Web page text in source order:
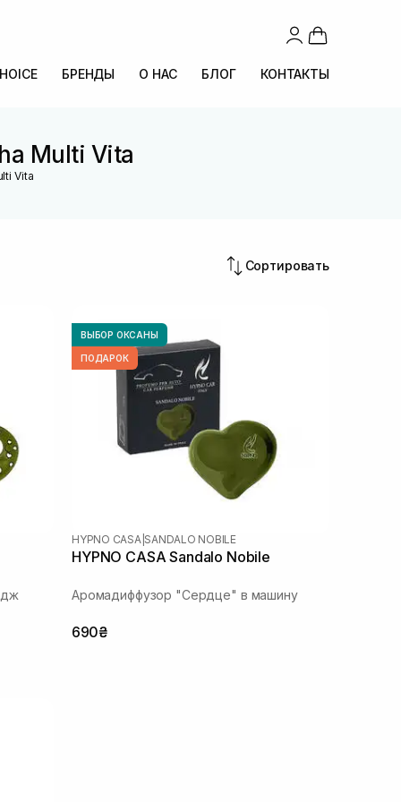
БРЕНДЫ О НАС БЛОГ КОНТАКТЫ
Multi Vita
Vita
Сортировать
ВЫБОР ОКСАНЫ
ПОДАРОК
HYPNO CASA SANDALO NOBILE
HYPNO CASA Sandalo Nobile
Аромадиффузор "Сердце" в машину
690₴